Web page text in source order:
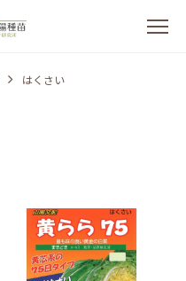
はくさい